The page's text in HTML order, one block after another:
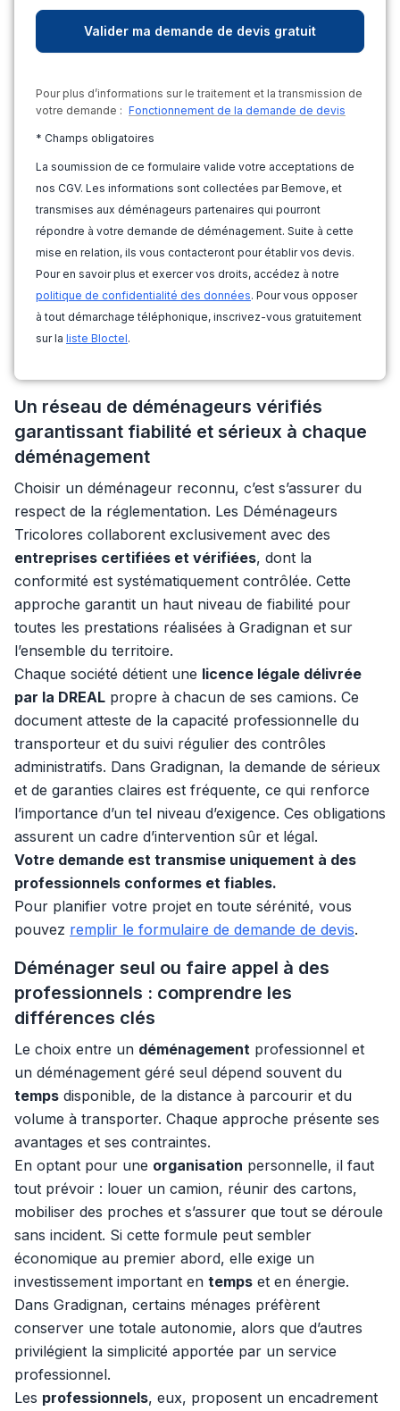
Pour plus d’informations sur le traitement et la transmission de
votre demande : Fonctionnement de la demande de devis
* Champs obligatoires
La soumission de ce formulaire valide votre acceptations de
nos CGV. Les informations sont collectées par Bemove, et
transmises aux déménageurs partenaires qui pourront
répondre à votre demande de déménagement. Suite à cette
mise en relation, ils vous contacteront pour établir vos devis.
Pour en savoir plus et exercer vos droits, accédez à notre
politique de confidentialité des données. Pour vous opposer
à tout démarchage téléphonique, inscrivez-vous gratuitement
sur la liste Bloctel.
Un réseau de déménageurs vérifiés
garantissant fiabilité et sérieux à chaque
déménagement
Choisir un déménageur reconnu, c’est s’assurer du
respect de la réglementation. Les Déménageurs
Tricolores collaborent exclusivement avec des
entreprises certifiées et vérifiées, dont la
conformité est systématiquement contrôlée. Cette
approche garantit un haut niveau de fiabilité pour
toutes les prestations réalisées à Gradignan et sur
l’ensemble du territoire.
Chaque société détient une licence légale délivrée
par la DREAL propre à chacun de ses camions. Ce
document atteste de la capacité professionnelle du
transporteur et du suivi régulier des contrôles
administratifs. Dans Gradignan, la demande de sérieux
et de garanties claires est fréquente, ce qui renforce
l’importance d’un tel niveau d’exigence. Ces obligations
assurent un cadre d’intervention sûr et légal.
Votre demande est transmise uniquement à des
professionnels conformes et fiables.
Pour planifier votre projet en toute sérénité, vous
pouvez remplir le formulaire de demande de devis.
Déménager seul ou faire appel à des
professionnels : comprendre les
différences clés
Le choix entre un déménagement professionnel et
un déménagement géré seul dépend souvent du
temps disponible, de la distance à parcourir et du
volume à transporter. Chaque approche présente ses
avantages et ses contraintes.
En optant pour une organisation personnelle, il faut
tout prévoir : louer un camion, réunir des cartons,
mobiliser des proches et s’assurer que tout se déroule
sans incident. Si cette formule peut sembler
économique au premier abord, elle exige un
investissement important en temps et en énergie.
Dans Gradignan, certains ménages préfèrent
conserver une totale autonomie, alors que d’autres
privilégient la simplicité apportée par un service
professionnel.
Les professionnels, eux, proposent un encadrement